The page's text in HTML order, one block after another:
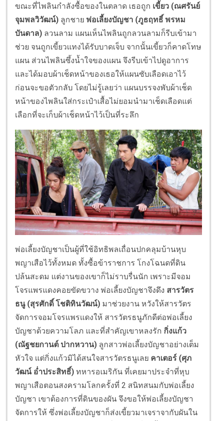
ขณะที่ไพลินกำลังซื้อของในตลาด เธอถูก เขี้ยว (ณศรันย์
จุมพลวิวัฒน์) ลูกชาย พ่อเลี้ยงบัญชา (ภูธฤทธิ์ พรหม
บันดาล) ลวนลาม แผนเห็นไพลินถูกลวนลามก็รีบเข้ามา
ช่วย จนถูกเขี้ยวแทงได้รับบาดเจ็บ จากนั้นเขี้ยวก็คาดโทษ
แผน ส่วนไพลินซึ้งน้ำใจของแผน จึงรีบเข้าไปดูอาการ
และได้มอบผ้าเช็ดหน้าของเธอให้แผนซับเลือดเอาไว้
ก่อนจะขอตัวกลับ โดยไม่รู้เลยว่า แผนบรรจงพับผ้าเช็ด
หน้าของไพลินใส่กระเป๋าเสื้อไม่ยอมนำมาเช็ดเลือดแต่
เลือกที่จะเก็บผ้าเช็ดหน้าไว้เป็นที่ระลึก
พ่อเลี้ยงบัญชาเป็นผู้ที่ใช้อิทธิพลเถื่อนปกคลุมบ้านหุบ
พญาเสือไว้ทั้งหมด ทั้งซื้อข้าราชการ โกงโฉนดที่ดิน
ปล้นสะดม แต่งานของเขาก็ไม่ราบรื่นนัก เพราะมีจอม
โจรแพรแดงคอยขัดขวาง พ่อเลี้ยงบัญชาจึงดึง สารวัตร
ธนู (สุรศักดิ์ โชติทินวัฒน์) มาช่วยงาน หวังให้สารวัตร
จัดการจอมโจรแพรแดงให้ สารวัตรธนูภักดีต่อพ่อเลี้ยง
บัญชาด้วยความโลภ และที่สำคัญเขาหลงรัก กิ่งแก้ว
(ณัฐชยกานต์ ปากหวาน) ลูกสาวพ่อเลี้ยงบัญชาอย่างเต็ม
หัวใจ แต่กิ่งแก้วมิได้สนใจสารวัตรธนูเลย คาเตอร์ (ศุภ
วัฒน์ อ่ำประสิทธิ์) ทหารอเมริกัน ที่เคยมาประจำที่หุบ
พญาเสือตอนสงครามโลกครั้งที่ 2 สนิทสนมกับพ่อเลี้ยง
บัญชา เขาต้องการที่ดินของผัน จึงขอให้พ่อเลี้ยงบัญชา
จัดการให้ ซึ่งพ่อเลี้ยงบัญชาก็ส่งเขี้ยวมาเจราจากับผันใน